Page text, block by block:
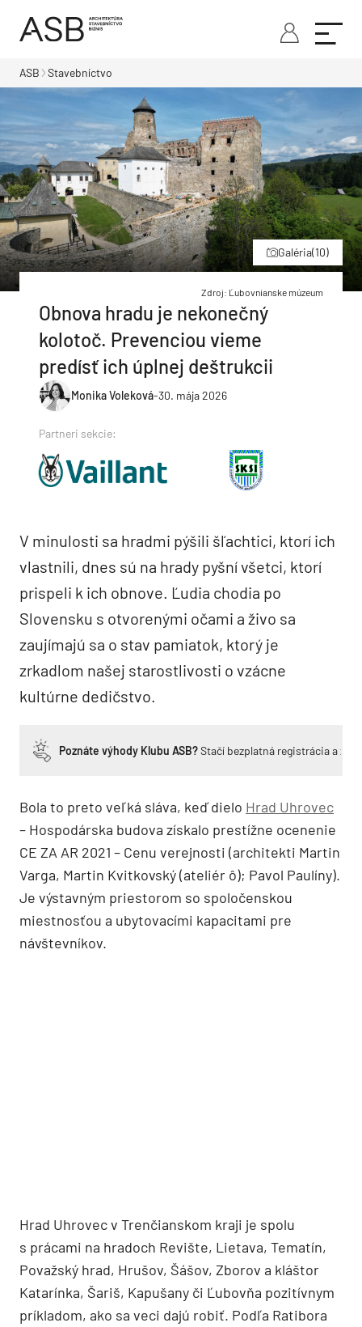
ASB Stavebníctvo
Galéria(10)
Zdroj: Ľubovnianske múzeum
Obnova hradu je nekonečný
kolotoč. Prevenciou vieme
predísť ich úplnej deštrukcii
Monika Voleková-30. mája 2026
Partneri sekcie:
V minulosti sa hradmi pýšili šľachtici, ktorí ich
vlastnili, dnes sú na hrady pyšní všetci, ktorí
prispeli k ich obnove. Ľudia chodia po
Slovensku s otvorenými očami a živo sa
zaujímajú sa o stav pamiatok, ktorý je
zrkadlom našej starostlivosti o vzácne
kultúrne dedičstvo.
Poznáte výhody Klubu ASB?Stačí bezplatná registrácia a
Bola to preto veľká sláva, keď dielo Hrad Uhrovec
– Hospodárska budova získalo prestížne ocenenie
CE ZA AR 2021 – Cenu verejnosti (architekti Martin
Varga, Martin Kvitkovský (ateliér ô); Pavol Paulíny).
Je výstavným priestorom so spoločenskou
miestnosťou a ubytovacími kapacitami pre
návštevníkov.
Hrad Uhrovec v Trenčianskom kraji je spolu
s prácami na hradoch Revište, Lietava, Tematín,
Považský hrad, Hrušov, Šášov, Zborov a kláštor
Katarínka, Šariš, Kapušany či Ľubovňa pozitívnym
príkladom, ako sa veci dajú robiť. Podľa Ratibora